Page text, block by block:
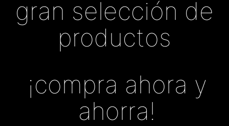
gran selección de
productos
¡compra ahora y
ahorra!